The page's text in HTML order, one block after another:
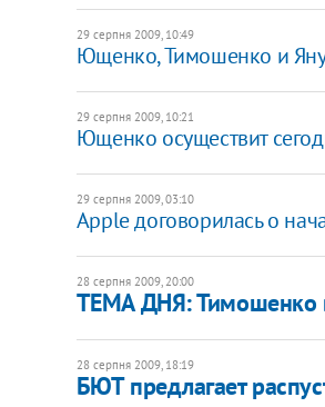
29 серпня 2009, 10:49
Ющенко, Тимошенко и
29 серпня 2009, 10:21
Ющенко осуществит
29 серпня 2009, 03:10
Apple договорилась о
28 серпня 2009, 20:00
ТЕМА ДНЯ: Тимошенко
28 серпня 2009, 18:19
БЮТ предлагает